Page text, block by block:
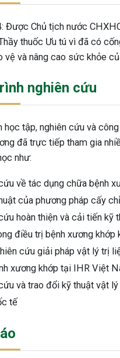
Được Chủ tịch nước
thuốc Ưu tú vì đã có
vệ và nâng cao sức khỏe
nghiên cứu
học tập, nghiên cứu và
đã trực tiếp tham gia
như:
về tác dụng chữa bệnh
của phương pháp cấy chỉ
hoàn thiện và cải tiến kỹ
điều trị bệnh xương khớp
cứu giải pháp vật lý trị
xương khớp tại IHR Việt
và trao đổi kỹ thuật vật
tế